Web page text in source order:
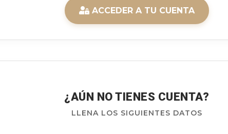
ACCEDER A TU CUENTA
¿AÚN NO TIENES CUENTA?
LLENA LOS SIGUIENTES DATOS